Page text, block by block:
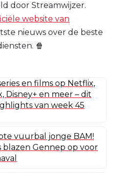
door Streamwijzer.
website van
nieuws over de beste
🍿
en films op Netflix,
Disney+ en meer – dit
van week 45
vuurbal jonge BAM!
blazen Gennep op voor